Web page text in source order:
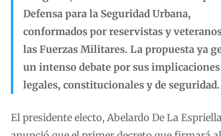
Defensa para la Seguridad Urbana,
conformados por reservistas y
las Fuerzas Militares. La propuesta ya
un intenso debate por sus implicaciones
legales, constitucionales y de seguridad.
El presidente electo, Abelardo De La
anunció que el primer decreto que firmará al